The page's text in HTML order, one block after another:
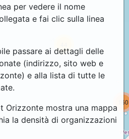
per vedere il nome
e fai clic sulla linea
passare ai dettagli delle
(indirizzo, sito web e
e alla lista di tutte le
Orizzonte mostra una mappa
la densità di organizzazioni
160